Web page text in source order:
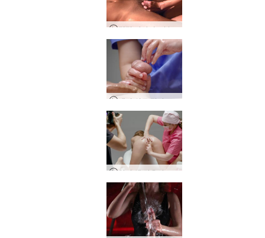
링감 마사지 – 볼륨 1
대니 의료 정자 추출
안나 엘 간호사 판타지